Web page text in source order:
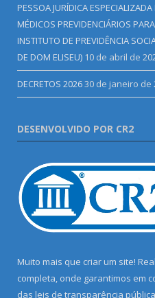
PESSOA JURÍDICA
MÉDICOS PREVIDENCIÁRIOS
INSTITUTO DE PREVIDÊNCIA
DE DOM ELISEU) 10 de abril de
DECRETOS 202630 de janeiro de
DESENVOLVIDO POR CR2
Muito mais que criar um site!
completa, onde garantimos em
das leis de transparência